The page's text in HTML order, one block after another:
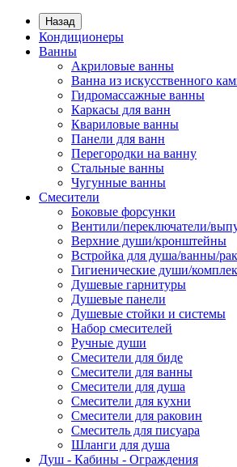
Назад
Кондиционеры
Ванны
Акриловые ванны
Ванна из искусственного
Гидромассажные ванны
Каркасы для ванн
Квариловые ванны
Панели для ванн
Перегородки на ванну
Стальные ванны
Чугунные ванны
Смесители
Боковые форсунки
Вентили/переключатели/
Верхние души/кронштейны
Встройка для душа/ванны/
Гигиенические души/
Душевые гарнитуры
Душевые панели
Душевые стойки и системы
Набор смесителей
Ручные души
Смесители для биде
Смесители для ванны
Смесители для душа
Смесители для кухни
Смесители для раковин
Смеситель для писуара
Шланги для душа
Душ - Кабины - Ограждения